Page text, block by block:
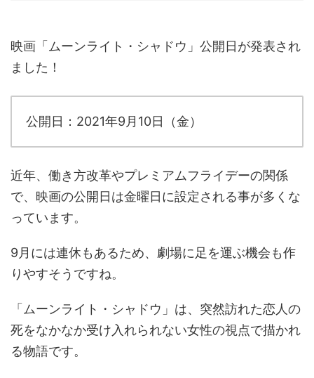
映画「ムーンライト・シャドウ」公開日が発表され
ました！
公開日：2021年9月10日（金）
近年、働き方改革やプレミアムフライデーの関係
で、映画の公開日は金曜日に設定される事が多くな
っています。
9月には連休もあるため、劇場に足を運ぶ機会も作
りやすそうですね。
「ムーンライト・シャドウ」は、突然訪れた恋人の
死をなかなか受け入れられない女性の視点で描かれ
る物語です。